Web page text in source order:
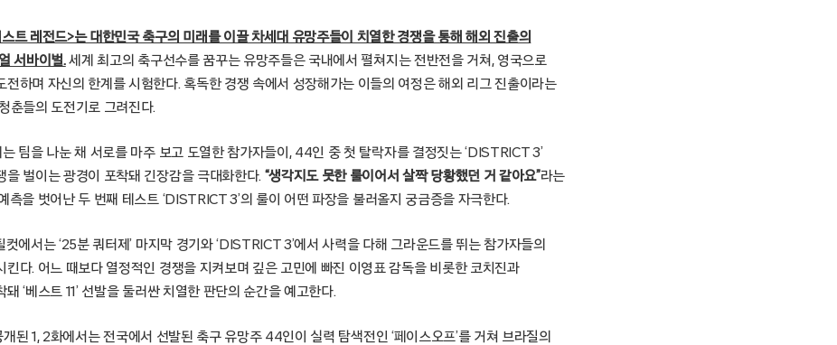
트 레전드>는 대한민국 축구의 미래를 이끌 차세대 유망주들이 치열한 경쟁을 통해 해외 진출의
서바이벌.세계 최고의 축구선수를 꿈꾸는 유망주들은 국내에서 펼쳐지는 전반전을 거쳐, 영국으로
전하며 자신의 한계를 시험한다. 혹독한 경쟁 속에서 성장해가는 이들의 여정은 해외 리그 진출이라는
춘들의 도전기로 그려진다.
팀을 나눈 채 서로를 마주 보고 도열한 참가자들이, 44인 중 첫 탈락자를 결정짓는 ‘DISTRICT 3’
을 벌이는 광경이 포착돼 긴장감을 극대화한다. “생각지도 못한 룰이어서 살짝 당황했던 거 같아요”라는
측을 벗어난 두 번째 테스트 ‘DISTRICT 3’의 룰이 어떤 파장을 불러올지 궁금증을 자극한다.
에서는 ‘25분 쿼터제’ 마지막 경기와 ‘DISTRICT 3’에서 사력을 다해 그라운드를 뛰는 참가자들의
킨다. 어느 때보다 열정적인 경쟁을 지켜보며 깊은 고민에 빠진 이영표 감독을 비롯한 코치진과
‘베스트 11’ 선발을 둘러싼 치열한 판단의 순간을 예고한다.
된 1, 2화에서는 전국에서 선발된 축구 유망주 44인이 실력 탐색전인 ‘페이스오프’를 거쳐 브라질의